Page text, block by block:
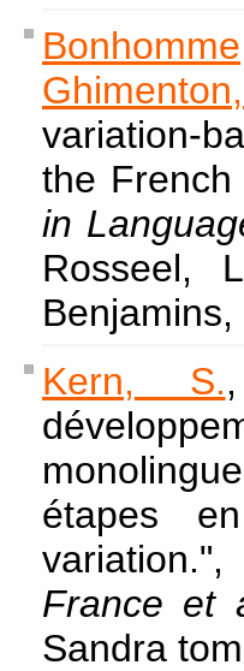
variation-
the
in
Rosseel,
Kern, S.
étapes
France et
Sandra